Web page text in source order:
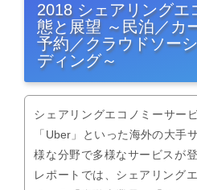
2018 シェアリングエ
態と展望 ～民泊／カ
予約／クラウドソー
ディング～
シェアリングエコノミーサー
「Uber」といった海外の大手
様な分野で多様なサービスが
レポートでは、シェアリング